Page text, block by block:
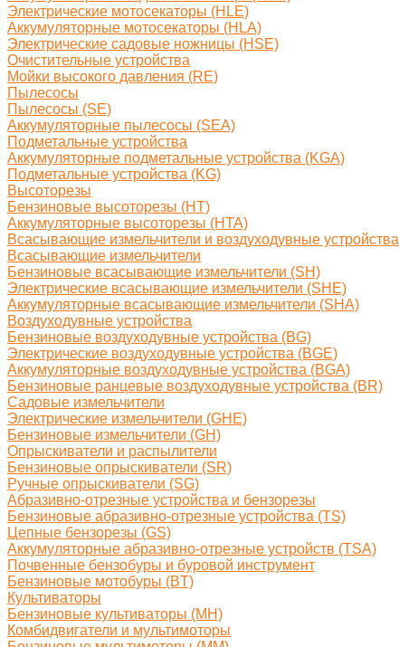
Электрические мотосекаторы (HLE)
Аккумуляторные мотосекаторы (HLA)
Электрические садовые ножницы (HSE)
Очистительные устройства
Мойки высокого давления (RE)
Пылесосы
Пылесосы (SE)
Аккумуляторные пылесосы (SEA)
Подметальные устройства
Аккумуляторные подметальные устройства (KGA)
Подметальные устройства (KG)
Высоторезы
Бензиновые высоторезы (HT)
Аккумуляторные высоторезы (HTA)
Всасывающие измельчители и воздуходувные устройства
Всасывающие измельчители
Бензиновые всасывающие измельчители (SH)
Электрические всасывающие измельчители (SHE)
Аккумуляторные всасывающие измельчители (SHA)
Воздуходувные устройства
Бензиновые воздуходувные устройства (BG)
Электрические воздуходувные устройства (BGE)
Аккумуляторные воздуходувные устройства (BGA)
Бензиновые ранцевые воздуходувные устройства (BR)
Садовые измельчители
Электрические измельчители (GHE)
Бензиновые измельчители (GH)
Опрыскиватели и распылители
Бензиновые опрыскиватели (SR)
Ручные опрыскиватели (SG)
Абразивно-отрезные устройства и бензорезы
Бензиновые абразивно-отрезные устройства (TS)
Цепные бензорезы (GS)
Аккумуляторные абразивно-отрезные устройств (TSA)
Почвенные бензобуры и буровой инструмент
Бензиновые мотобуры (BT)
Культиваторы
Бензиновые культиваторы (MH)
Комбидвигатели и мультимоторы